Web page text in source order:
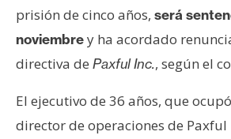
a
c
t
y
P
prisión de cinco años, será
noviembrey ha acordado
directiva de Paxful Inc., según el
El ejecutivo de 36 años, que
director de operaciones de